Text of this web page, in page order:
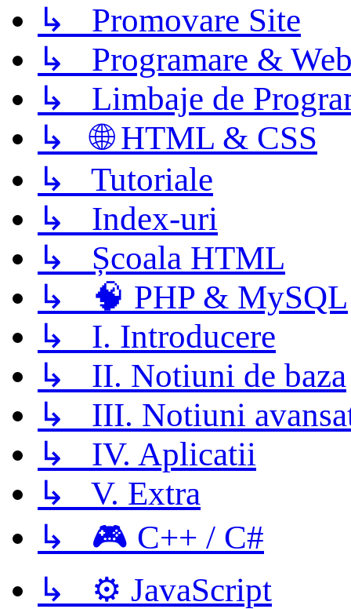
↳ Promovare Site
↳ Programare &
↳ Limbaje de
↳ 🌐 HTML & CSS
↳ Tutoriale
↳ Index-uri
↳ Școala HTML
↳ 🧠 PHP & MySQL
↳ I. Introducere
↳ II. Notiuni de baza
↳ III. Notiuni
↳ IV. Aplicatii
↳ V. Extra
↳ 🎮 C++ / C#
↳ ⚙️ JavaScript